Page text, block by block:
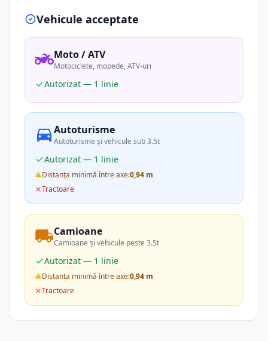
Vehicule acceptate
Moto / ATV
Motociclete, mopede, ATV-uri
Autorizat — 1 linie
Autoturisme
Autoturisme și vehicule sub 3.5t
Autorizat — 1 linie
Distanța minimă între axe:0,94 m
Tractoare
Camioane
Camioane și vehicule peste 3.5t
Autorizat — 1 linie
Distanța minimă între axe:0,94 m
Tractoare